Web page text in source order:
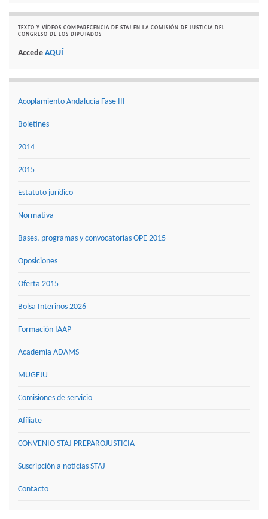
TEXTO Y VÍDEOS COMPARECENCIA DE STAJ EN LA COMISIÓN DE JUSTICIA DEL
CONGRESO DE LOS DIPUTADOS
Accede AQUÍ
Acoplamiento Andalucía Fase III
Boletines
2014
2015
Estatuto jurídico
Normativa
Bases, programas y convocatorias OPE 2015
Oposiciones
Oferta 2015
Bolsa Interinos 2026
Formación IAAP
Academia ADAMS
MUGEJU
Comisiones de servicio
Afíliate
CONVENIO STAJ-PREPAROJUSTICIA
Suscripción a noticias STAJ
Contacto